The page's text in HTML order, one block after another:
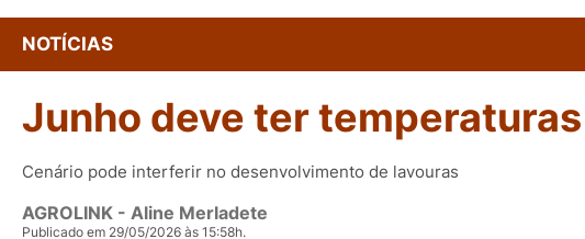
Conversor Colunistas Eventos
e
Vídeos
NOTÍCIAS
Junho deve ter
Cenário pode interferir no desenvolvimento de lavouras
AGROLINK - Aline Merladete
Publicado em 29/05/2026 às 15:58h.